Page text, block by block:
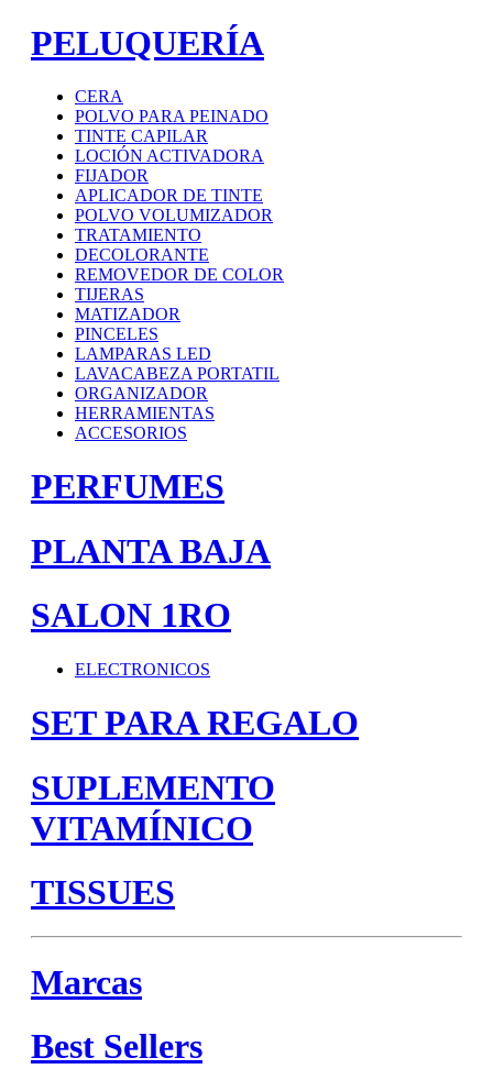
PELUQUERÍA
CERA
POLVO PARA PEINADO
TINTE CAPILAR
LOCIÓN ACTIVADORA
FIJADOR
APLICADOR DE TINTE
POLVO VOLUMIZADOR
TRATAMIENTO
DECOLORANTE
REMOVEDOR DE COLOR
TIJERAS
MATIZADOR
PINCELES
LAMPARAS LED
LAVACABEZA PORTATIL
ORGANIZADOR
HERRAMIENTAS
ACCESORIOS
PERFUMES
PLANTA BAJA
SALON 1RO
ELECTRONICOS
SET PARA REGALO
SUPLEMENTO
VITAMÍNICO
TISSUES
Marcas
Best Sellers